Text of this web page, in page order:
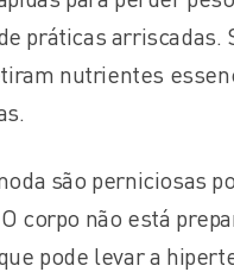
práticas
nutrientes
são perniciosas
corpo não está
pode levar a